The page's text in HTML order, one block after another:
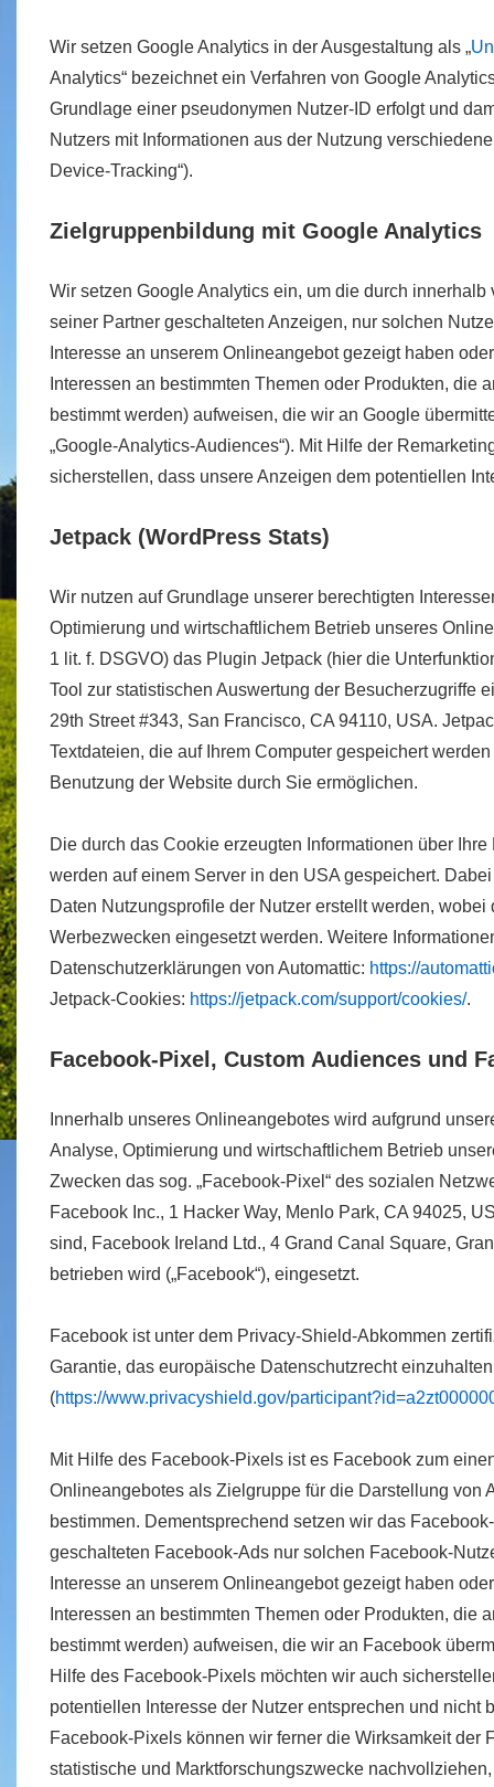
Wir setzen Google Analytics in der Ausgestaltung als „
Analytics“ bezeichnet ein Verfahren von Google
Grundlage einer pseudonymen Nutzer-ID erfolgt und
Nutzers mit Informationen aus der Nutzung
Device-Tracking“).
Zielgruppenbildung mit Google Analytics
Wir setzen Google Analytics ein, um die durch
seiner Partner geschalteten Anzeigen, nur solchen
Interesse an unserem Onlineangebot gezeigt haben
Interessen an bestimmten Themen oder Produkten, die
bestimmt werden) aufweisen, die wir an Google
„Google-Analytics-Audiences“). Mit Hilfe der
sicherstellen, dass unsere Anzeigen dem potentiellen
Jetpack (WordPress Stats)
Wir nutzen auf Grundlage unserer berechtigten
Optimierung und wirtschaftlichem Betrieb unseres
1 lit. f. DSGVO) das Plugin Jetpack (hier die
Tool zur statistischen Auswertung der Besucherzugriffe
29th Street #343, San Francisco, CA 94110, USA.
Textdateien, die auf Ihrem Computer gespeichert
Benutzung der Website durch Sie ermöglichen.
Die durch das Cookie erzeugten Informationen über
werden auf einem Server in den USA gespeichert.
Daten Nutzungsprofile der Nutzer erstellt werden,
Werbezwecken eingesetzt werden. Weitere
Datenschutzerklärungen von Automattic: https://
Jetpack-Cookies: https://jetpack.com/support/cookies/.
Facebook-Pixel, Custom Audiences und
Innerhalb unseres Onlineangebotes wird aufgrund
Analyse, Optimierung und wirtschaftlichem Betrieb
Zwecken das sog. „Facebook-Pixel“ des sozialen
Facebook Inc., 1 Hacker Way, Menlo Park, CA 94025,
sind, Facebook Ireland Ltd., 4 Grand Canal Square,
betrieben wird („Facebook“), eingesetzt.
Facebook ist unter dem Privacy-Shield-Abkommen
Garantie, das europäische Datenschutzrecht einzuhalten
(https://www.privacyshield.gov/
Mit Hilfe des Facebook-Pixels ist es Facebook zum
Onlineangebotes als Zielgruppe für die Darstellung von
bestimmen. Dementsprechend setzen wir das
geschalteten Facebook-Ads nur solchen Facebook-
Interesse an unserem Onlineangebot gezeigt haben
Interessen an bestimmten Themen oder Produkten, die
bestimmt werden) aufweisen, die wir an Facebook
Hilfe des Facebook-Pixels möchten wir auch
potentiellen Interesse der Nutzer entsprechen und nicht
Facebook-Pixels können wir ferner die Wirksamkeit der
statistische und Marktforschungszwecke